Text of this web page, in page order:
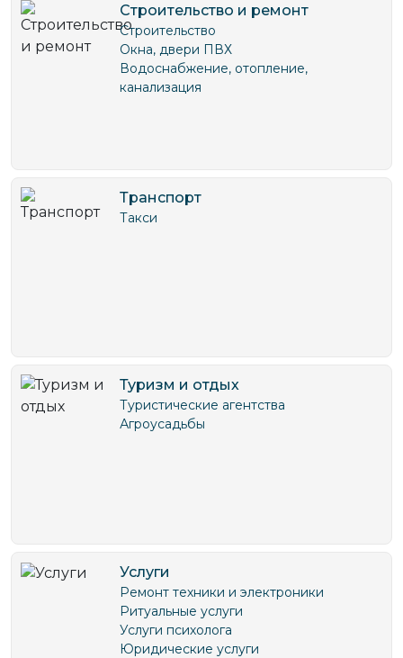
Строительство и ремонт
Строительство
Окна, двери ПВХ
Водоснабжение, отопление,
канализация
Транспорт
Такси
Туризм и отдых
Туристические агентства
Агроусадьбы
Услуги
Ремонт техники и электроники
Ритуальные услуги
Услуги психолога
Юридические услуги